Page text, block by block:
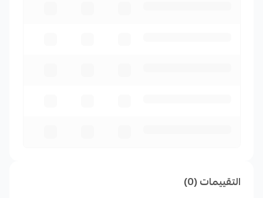
التقييمات (0)